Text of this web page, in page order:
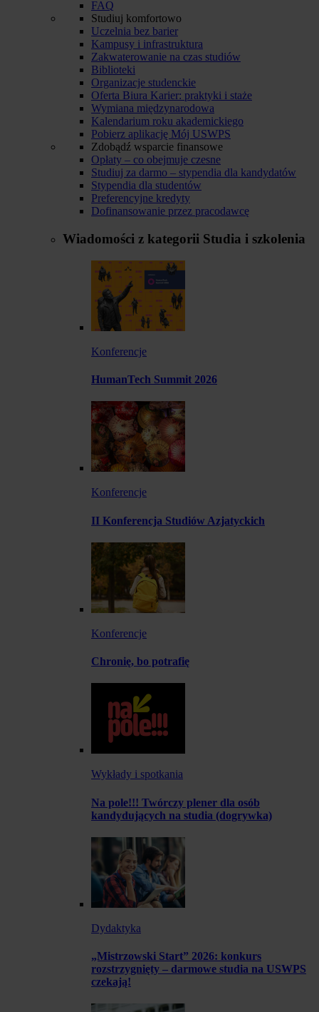
FAQ
Studiuj komfortowo
Uczelnia bez barier
Kampusy i infrastruktura
Zakwaterowanie na czas studiów
Biblioteki
Organizacje studenckie
Oferta Biura Karier: praktyki i staże
Wymiana międzynarodowa
Kalendarium roku akademickiego
Pobierz aplikację Mój USWPS
Zdobądź wsparcie finansowe
Opłaty – co obejmuje czesne
Studiuj za darmo – stypendia dla kandydatów
Stypendia dla studentów
Preferencyjne kredyty
Dofinansowanie przez pracodawcę
Wiadomości z kategorii Studia i szkolenia
Konferencje
HumanTech Summit 2026
Konferencje
II Konferencja Studiów Azjatyckich
Konferencje
Chronię, bo potrafię
Wykłady i spotkania
Na pole!!! Twórczy plener dla osób
kandydujących na studia (dogrywka)
Dydaktyka
„Mistrzowski Start” 2026: konkurs
rozstrzygnięty – darmowe studia na USWPS
czekają!